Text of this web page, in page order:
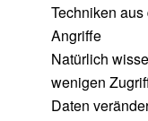
Techniken
Angriffe
Natürlich
wenigen
Daten